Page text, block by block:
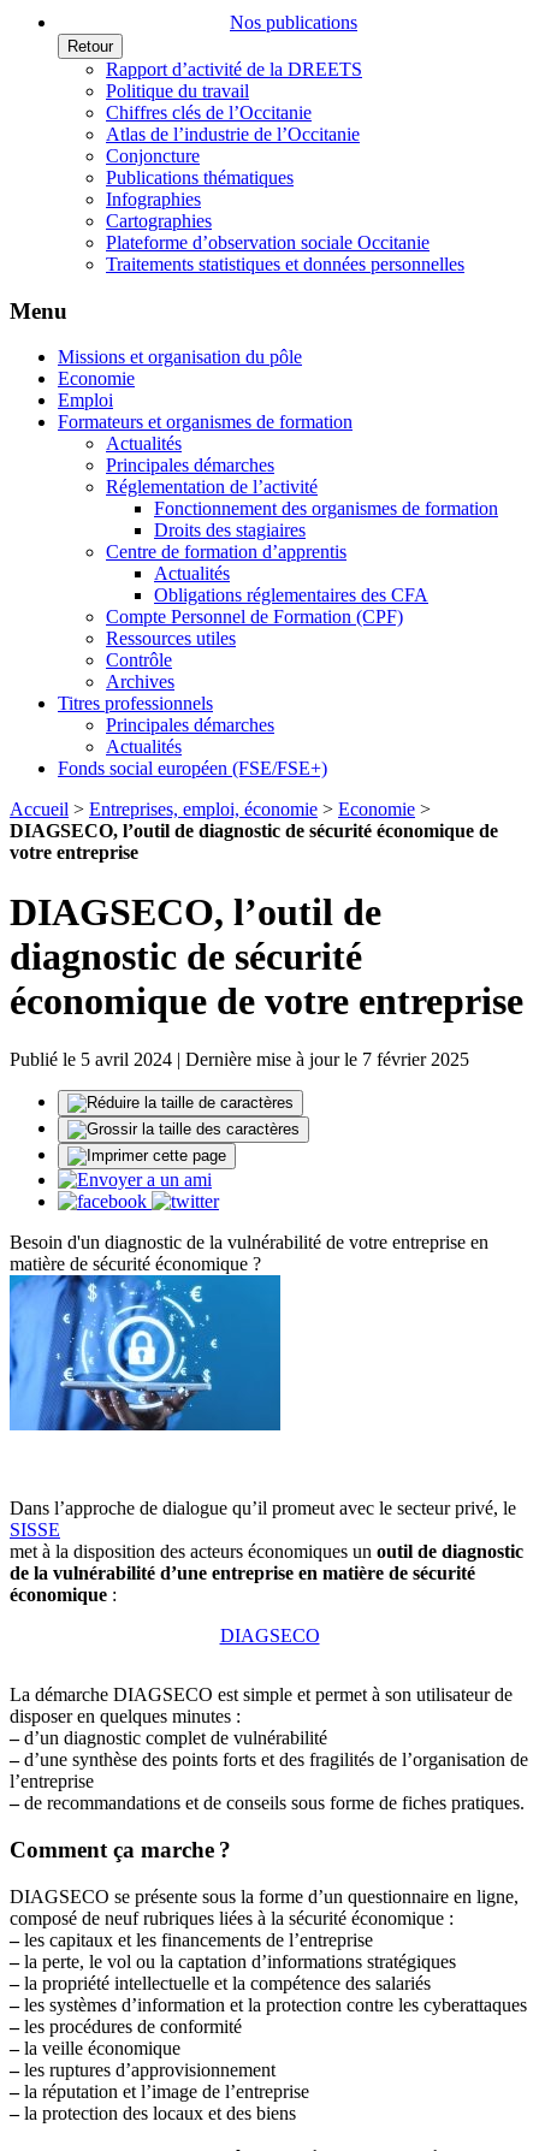
Nos publications
Retour
Rapport d’activité de la DREETS
Politique du travail
Chiffres clés de l’Occitanie
Atlas de l’industrie de l’Occitanie
Conjoncture
Publications thématiques
Infographies
Cartographies
Plateforme d’observation sociale Occitanie
Traitements statistiques et données personnelles
Menu
Missions et organisation du pôle
Economie
Emploi
Formateurs et organismes de formation
Actualités
Principales démarches
Réglementation de l’activité
Fonctionnement des organismes de formation
Droits des stagiaires
Centre de formation d’apprentis
Actualités
Obligations réglementaires des CFA
Compte Personnel de Formation (CPF)
Ressources utiles
Contrôle
Archives
Titres professionnels
Principales démarches
Actualités
Fonds social européen (FSE/FSE+)
Accueil > Entreprises, emploi, économie > Economie >
DIAGSECO, l’outil de diagnostic de sécurité économique de
votre entreprise
DIAGSECO, l’outil de
diagnostic de sécurité
économique de votre entreprise
Publié le 5 avril 2024 | Dernière mise à jour le 7 février 2025
Besoin d'un diagnostic de la vulnérabilité de votre entreprise en
matière de sécurité économique ?
Dans l’approche de dialogue qu’il promeut avec le secteur privé, le
SISSE
met à la disposition des acteurs économiques un outil de diagnostic
de la vulnérabilité d’une entreprise en matière de sécurité
économique :
DIAGSECO
La démarche DIAGSECO est simple et permet à son utilisateur de
disposer en quelques minutes :
–d’un diagnostic complet de vulnérabilité
–d’une synthèse des points forts et des fragilités de l’organisation de
l’entreprise
–de recommandations et de conseils sous forme de fiches pratiques.
Comment ça marche ?
DIAGSECO se présente sous la forme d’un questionnaire en ligne,
composé de neuf rubriques liées à la sécurité économique :
–les capitaux et les financements de l’entreprise
–la perte, le vol ou la captation d’informations stratégiques
–la propriété intellectuelle et la compétence des salariés
–les systèmes d’information et la protection contre les cyberattaques
–les procédures de conformité
–la veille économique
–les ruptures d’approvisionnement
–la réputation et l’image de l’entreprise
–la protection des locaux et des biens